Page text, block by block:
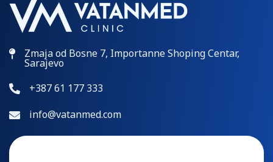
Zmaja od Bosne 7, Importanne Shoping Centar,
Sarajevo
+387 61 177 333
info@vatanmed.com